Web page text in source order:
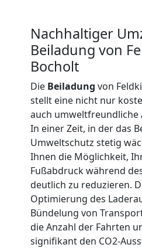
Nachhaltiger
Beiladung von
Bocholt
Die Beiladung von
stellt eine nicht nur
auch umweltfreundliche
In einer Zeit, in der das
Umweltschutz stetig
Ihnen die Möglichkeit,
Fußabdruck während
deutlich zu reduzieren.
Optimierung des
Bündelung von
die Anzahl der Fahrten
signifikant den CO2-
LKW
Möbellift
Feldkirch
Übersiedlung
Feldkirch